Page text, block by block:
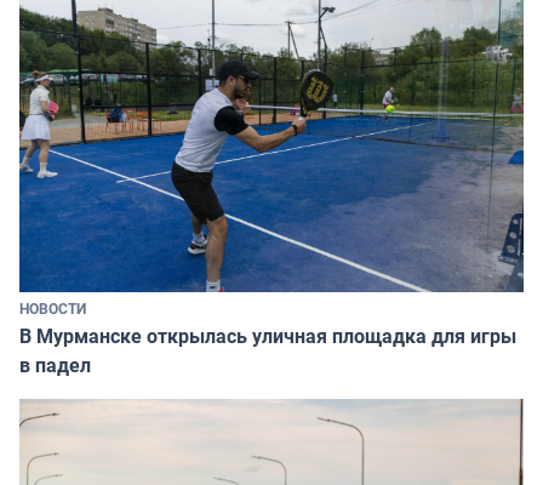
НОВОСТИ
В Мурманске открылась уличная площадка для игры
в падел